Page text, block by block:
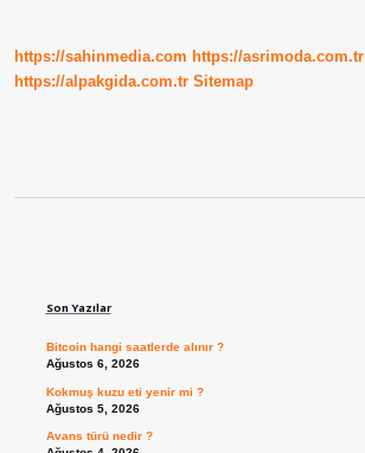
https://sahinmedia.com https://asrimoda.com.tr
https://alpakgida.com.tr Sitemap
Son Yazılar
Bitcoin hangi saatlerde alınır ?
Ağustos 6, 2026
Kokmuş kuzu eti yenir mi ?
Ağustos 5, 2026
Avans türü nedir ?